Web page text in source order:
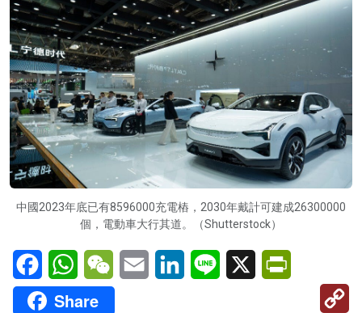
中國2023年底已有8596000充電樁，2030年戴計可建成26300000
個，電動車大行其道。（Shutterstock）
FacebookWhatsAppWeChatEmail LinkedInLine X
Share